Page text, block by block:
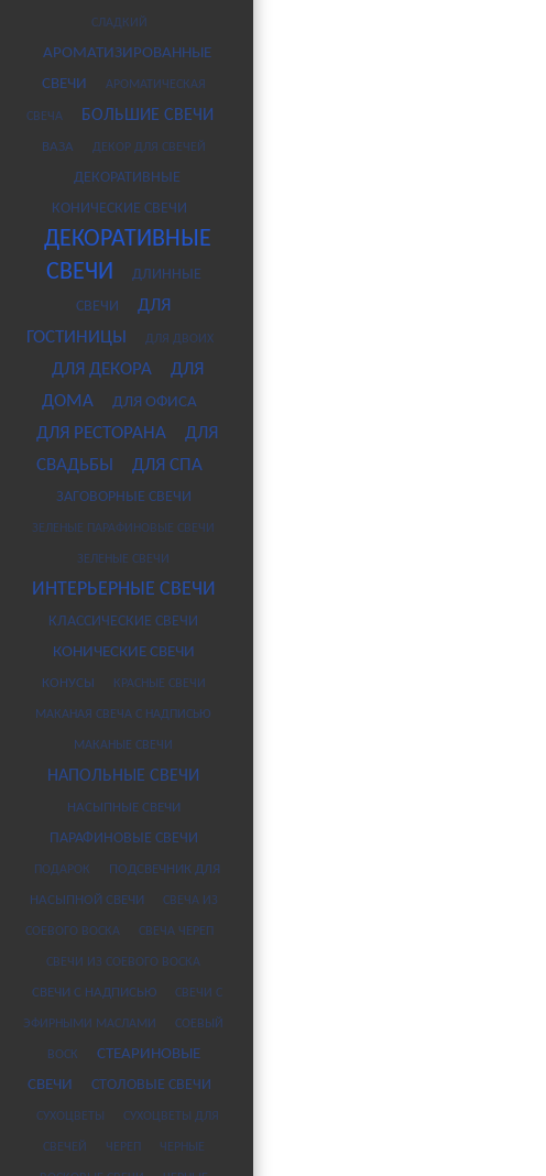
СЛАДКИЙ
АРОМАТИЗИРОВАННЫЕ
СВЕЧИ
АРОМАТИЧЕСКАЯ
СВЕЧА БОЛЬШИЕ СВЕЧИ
ВАЗА ДЕКОР ДЛЯ СВЕЧЕЙ
ДЕКОРАТИВНЫЕ
КОНИЧЕСКИЕ СВЕЧИ
ДЕКОРАТИВНЫЕ
СВЕЧИ
ДЛИННЫЕ
СВЕЧИ
ДЛЯ
ГОСТИНИЦЫ
ДЛЯ ДВОИХ
ДЛЯ ДЕКОРА
ДЛЯ
ДОМА
ДЛЯ ОФИСА
ДЛЯ РЕСТОРАНА
ДЛЯ
СВАДЬБЫ
ДЛЯ СПА
ЗАГОВОРНЫЕ СВЕЧИ
ЗЕЛЕНЫЕ ПАРАФИНОВЫЕ СВЕЧИ
ЗЕЛЕНЫЕ СВЕЧИ
ИНТЕРЬЕРНЫЕ СВЕЧИ
КЛАССИЧЕСКИЕ СВЕЧИ
КОНИЧЕСКИЕ СВЕЧИ
КОНУСЫ КРАСНЫЕ СВЕЧИ
МАКАНАЯ СВЕЧА С НАДПИСЬЮ
МАКАНЫЕ СВЕЧИ
НАПОЛЬНЫЕ СВЕЧИ
НАСЫПНЫЕ СВЕЧИ
ПАРАФИНОВЫЕ СВЕЧИ
ПОДАРОК ПОДСВЕЧНИК ДЛЯ
НАСЫПНОЙ СВЕЧИ СВЕЧА ИЗ
СОЕВОГО ВОСКА СВЕЧА ЧЕРЕП
СВЕЧИ ИЗ СОЕВОГО ВОСКА
СВЕЧИ С НАДПИСЬЮ СВЕЧИ С
ЭФИРНЫМИ МАСЛАМИ СОЕВЫЙ
ВОСК
СТЕАРИНОВЫЕ
СВЕЧИ
СТОЛОВЫЕ СВЕЧИ
СУХОЦВЕТЫ СУХОЦВЕТЫ ДЛЯ
СВЕЧЕЙ ЧЕРЕП ЧЕРНЫЕ